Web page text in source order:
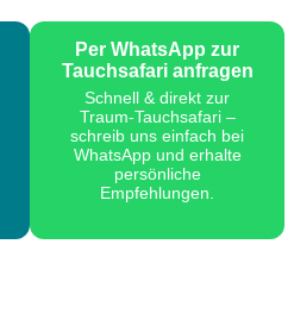
Per WhatsApp zur
Tauchsafari anfragen
Schnell & direkt zur
Traum-Tauchsafari –
schreib uns einfach bei
WhatsApp und erhalte
persönliche
Empfehlungen.